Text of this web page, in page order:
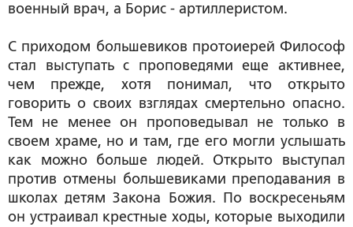
военный врач, а Борис - артиллеристом.
С приходом большевиков протоиерей Философ
стал выступать с проповедями еще активнее,
чем прежде, хотя понимал, что открыто
говорить о своих взглядах смертельно опасно.
Тем не менее он проповедывал не только в
своем храме, но и там, где его могли услышать
как можно больше людей. Открыто выступал
против отмены большевиками преподавания в
школах детям Закона Божия. По воскресеньям
он устраивал крестные ходы, которые выходили